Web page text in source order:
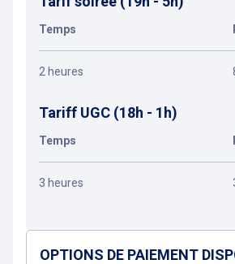
Temps
2 heures
Tariff UGC (18h - 1h)
Temps
3 heures
OPTIONS DE PAIEMENT